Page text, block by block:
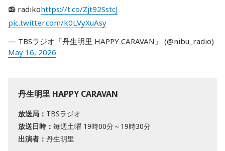
📻 radikohttps://t.co/Zjt92SstcJ
pic.twitter.com/k0LVyXuAsy
— TBSラジオ『丹生明里 HAPPY CARAVAN』 (@nibu_radio)
May 16, 2026
丹生明里 HAPPY CARAVAN
放送局： TBSラジオ
放送日時： 毎週土曜 19時00分～19時30分
出演者： 丹生明里